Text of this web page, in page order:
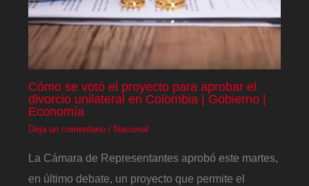
Cómo se votó el proyecto para aprobar el
divorcio unilateral en Colombia | Gobierno |
Economía
Deja un comentario / Nacional
La Cámara de Representantes aprobó este martes,
en último debate, un proyecto que permite el